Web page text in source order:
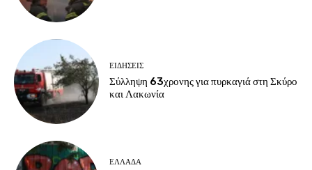
ΕΙΔΗΣΕΙΣ
Σύλληψη 63χρονης για πυρκαγιά στη Σκύρο
και Λακωνία
ΕΛΛΑΔΑ